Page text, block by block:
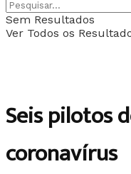
Sem Resultados
Ver Todos os
Seis pilotos
coronavírus